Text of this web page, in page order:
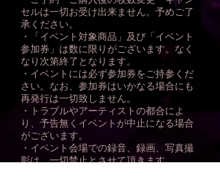
セルは一切お受け出来ません。予めご了
承ください。
・「イベント対象商品」及び「イベント
参加券」は数に限りがございます。なく
なり次第終了となります。
・イベントには必ず参加券をご持参くだ
さい。なお、参加券はいかなる場合にも
再発行は一切致しません。
・トラブルやアーティストの都合によ
り、予告無くイベントが中止になる場合
がございます。
・イベント会場での録音、録画、写真撮
影は、一切禁止とさせて頂きます。